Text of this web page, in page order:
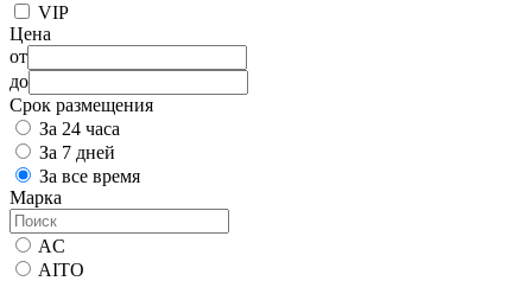
VIP
Цена
от
до
Срок размещения
За 24 часа
За 7 дней
За все время
Марка
AC
AITO